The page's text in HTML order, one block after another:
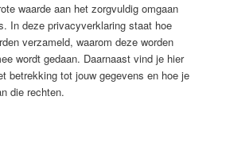
waarde aan het zorgvuldig omgaan
In deze privacyverklaring staat hoe
verzameld, waarom deze worden
wordt gedaan. Daarnaast vind je hier
betrekking tot jouw gegevens en hoe je
die rechten.